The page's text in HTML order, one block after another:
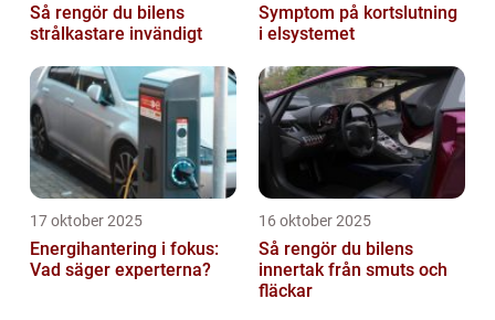
Så rengör du bilens
strålkastare invändigt
Symptom på kortslutning
i elsystemet
17 oktober 2025
Energihantering i fokus:
Vad säger experterna?
16 oktober 2025
Så rengör du bilens
innertak från smuts och
fläckar